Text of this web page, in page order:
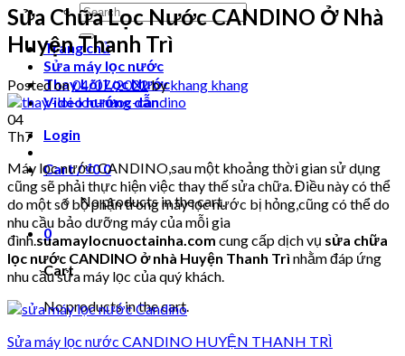
Search
for:
Trang chủ
Sửa máy lọc nước
Thay Lõi Lọc Nước
Video hướng dẫn
Login
Cart /₫00
No products in the cart.
0
Cart
No products in the cart.
Sửa Chữa Lọc Nước CANDINO Ở Nhà
Huyện Thanh Trì
Posted on04/07/2022bykhang khang
04
Th7
Máy lọc nước CANDINO,sau một khoảng thời gian sử dụng
cũng sẽ phải thực hiện việc thay thế sửa chữa. Điều này có thể
do một số bộ phận trong máy lọc nước bị hỏng,cũng có thể do
nhu cầu bảo dưỡng máy của mỗi gia
đình.suamaylocnuoctainha.com cung cấp dịch vụ sửa chữa
lọc nước CANDINO ở nhà Huyện Thanh Trì nhằm đáp ứng
nhu cầu sửa máy lọc của quý khách.
Sửa máy lọc nước CANDINO HUYỆN THANH TRÌ